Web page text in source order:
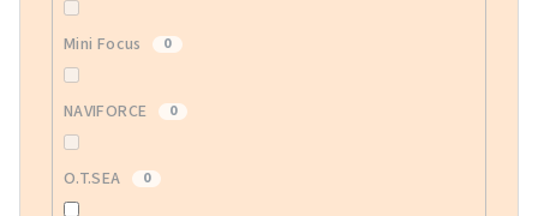
Mini Focus 0
NAVIFORCE 0
O.T.SEA 0